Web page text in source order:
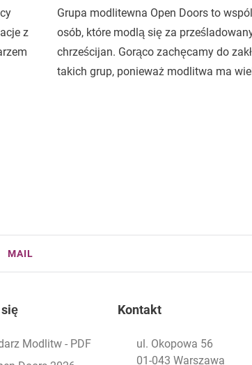
z
Grupa modlitewna Open Doors to
osób, które modlą się za
chrześcijan. Gorąco zachęcamy do
takich grup, ponieważ modlitwa ma
MAIL
Kontakt
ul. Okopowa 56
01-043 Warszawa
Modlitw - PDF